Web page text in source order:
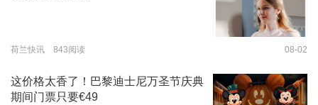
荷兰快讯 843阅读 08-02
这价格太香了！巴黎迪士尼万圣节庆典
期间门票只要€49